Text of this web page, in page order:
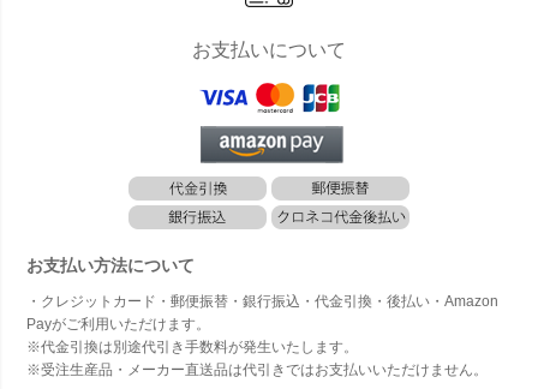
お支払いについて
お支払い方法について
・クレジットカード・郵便振替・銀行振込・代金引換・後払い・Amazon
Payがご利用いただけます。
※代金引換は別途代引き手数料が発生いたします。
※受注生産品・メーカー直送品は代引きではお支払いいただけません。